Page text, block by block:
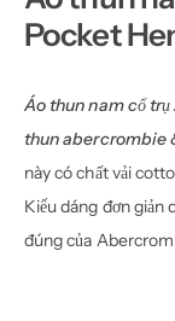
Pocket
Áo thun nam cổ
thun abercrombie
này có chất vải
Kiểu dáng đơn giản
đúng của